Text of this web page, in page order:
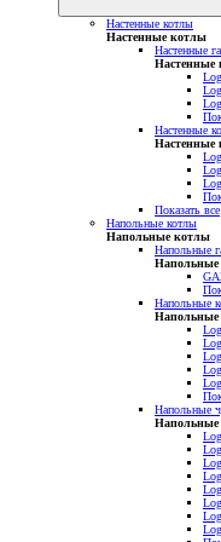
Настенные котлы
Настенные котлы
Настенные
Настенные
Настенные
Настенные
Показать все
Напольные котлы
Напольные котлы
Напольные
Напольные
Напольные
Напольные
Напольные
Напольные